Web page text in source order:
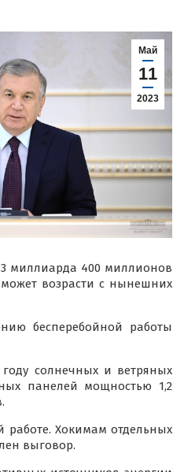
Май
11
2023
3 миллиарда 400 миллионов
может возрасти с нынешних
бесперебойной работы
солнечных и ветряных
панелей мощностью 1,2
работе. Хокимам отдельных
выговор.